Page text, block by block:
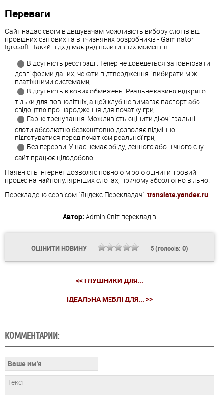
Переваги
Сайт надає своїм відвідувачам можливість вибору слотів від
провідних світових та вітчизняних розробників - Gaminator і
Igrosoft. Такий підхід має ряд позитивних моментів:
Відсутність реєстрації. Тепер не доведеться заповнювати
довгі форми даних, чекати підтвердження і вибирати між
платіжними системами;
Відсутність вікових обмежень. Реальне казино відкрито
тільки для повнолітніх, а цей клуб не вимагає паспорт або
свідоцтво про народження для початку гри;
Гарне тренування. Можливість оцінити діючі гральні
слоти абсолютно безкоштовно дозволяє відмінно
підготуватися перед початком реальної гри;
Без перерви. У нас немає обіду, денного або нічного сну -
сайт працює цілодобово.
Наявність інтернет дозволяє повною мірою оцінити ігровий
процес на найпопулярніших слотах, причому абсолютно вільно.
Перекладено сервісом "Яндекс.Перекладач": translate.yandex.ru.
Автор: Admin Світ перекладів
ОЦІНИТИ НОВИНУ 5(голосів: 0)
<< ГЛУШНИКИ ДЛЯ...
ІДЕАЛЬНА МЕБЛІ ДЛЯ... >>
КОММЕНТАРИИ: